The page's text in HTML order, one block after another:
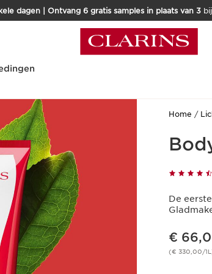
dagen | Ontvang 6 gratis samples in plaats van 3
Home
De
Dit is nu de prijs € 66,00
€
(€ 330,00/